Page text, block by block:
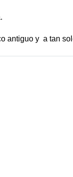
antiguo y a tan